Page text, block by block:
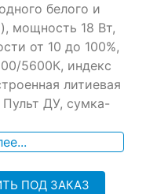
белого и
мощность 18 Вт,
от 10 до 100%,
5600К, индекс
литиевая
Пульт ДУ, сумка-
ПОД ЗАКАЗ